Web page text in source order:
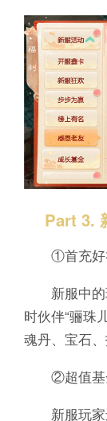
Part 3.
①首充好
新服中的
时伙伴“骊珠
魂丹、宝石
②超值基
新服玩家